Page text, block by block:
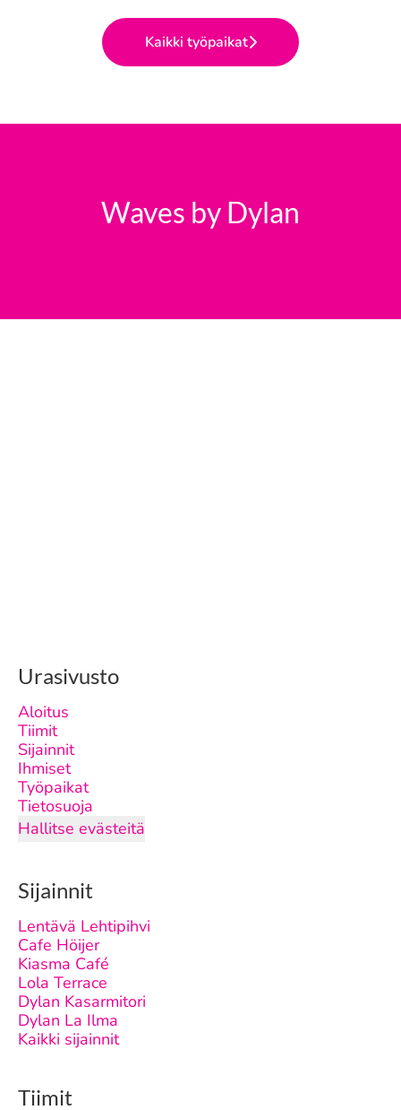
Kaikki työpaikat
Waves by Dylan
Urasivusto
Aloitus
Tiimit
Sijainnit
Ihmiset
Työpaikat
Tietosuoja
Hallitse evästeitä
Sijainnit
Lentävä Lehtipihvi
Cafe Höijer
Kiasma Café
Lola Terrace
Dylan Kasarmitori
Dylan La Ilma
Kaikki sijainnit
Tiimit